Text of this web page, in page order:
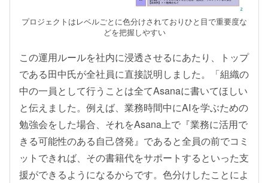
プロジェクトはレベルごとに色分けされておりひと目で重要度な
どを把握しやすい
この運用ルールを社内に浸透させるにあたり、トップ
である田中氏が全社員に直接説明しました。「組織の
中の一員として行うことは全てAsanaに書いてほしい
と伝えました。例えば、業務時間中にAIを学ぶための
勉強会をした場合、それをAsana上で『業務に活用で
きる可能性のある自己啓発』であると全員の前でコミ
ットできれば、その書籍代をサポートするといった支
援ができるようになるからです。色分けしたことによ